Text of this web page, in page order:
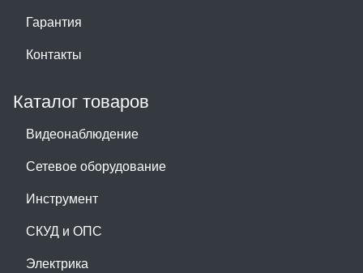
Гарантия
Контакты
Каталог товаров
Видеонаблюдение
Сетевое оборудование
Инструмент
СКУД и ОПС
Электрика